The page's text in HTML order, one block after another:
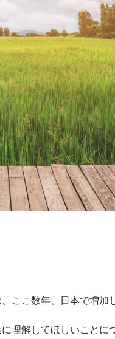
ここ数年、日本で増加
理解してほしいことに